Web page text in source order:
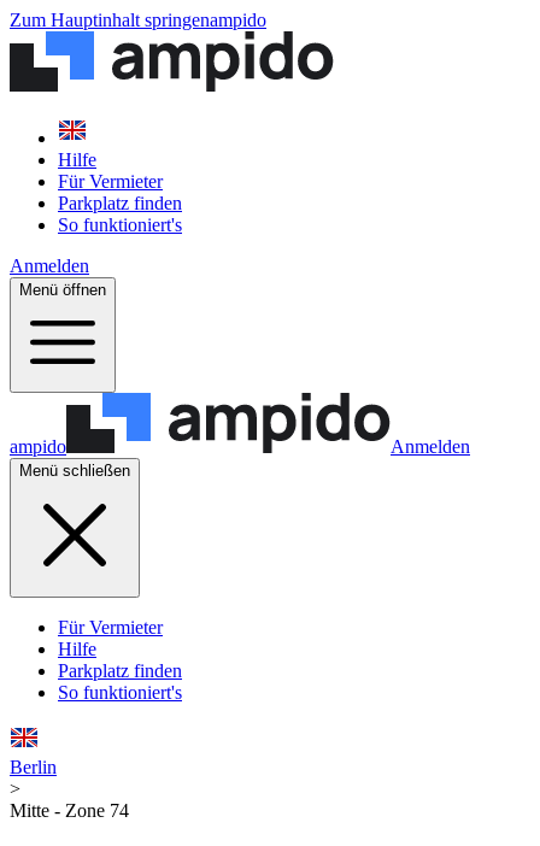
Zum Hauptinhalt springenampido
Hilfe
Für Vermieter
Parkplatz finden
So funktioniert's
Anmelden
Menü öffnen
ampido Anmelden
Menü schließen
Für Vermieter
Hilfe
Parkplatz finden
So funktioniert's
Berlin
>
Mitte - Zone 74